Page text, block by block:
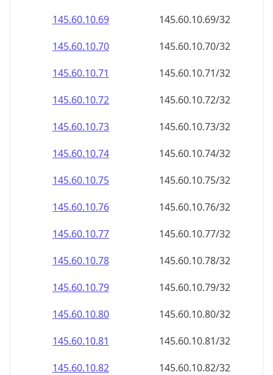
145.60.10.69
145.60.10.69/32
145.60.10.70
145.60.10.70/32
145.60.10.71
145.60.10.71/32
145.60.10.72
145.60.10.72/32
145.60.10.73
145.60.10.73/32
145.60.10.74
145.60.10.74/32
145.60.10.75
145.60.10.75/32
145.60.10.76
145.60.10.76/32
145.60.10.77
145.60.10.77/32
145.60.10.78
145.60.10.78/32
145.60.10.79
145.60.10.79/32
145.60.10.80
145.60.10.80/32
145.60.10.81
145.60.10.81/32
145.60.10.82
145.60.10.82/32